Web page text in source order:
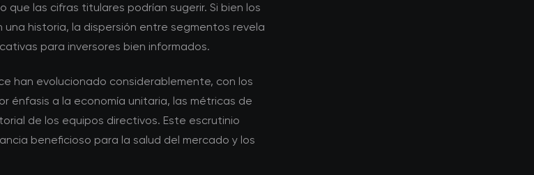
que las cifras titulares podrían sugerir. Si bien los
historia, la dispersión entre segmentos revela
para inversores bien informados.
han evolucionado considerablemente, con los
énfasis a la economía unitaria, las métricas de
de los equipos directivos. Este escrutinio
beneficioso para la salud del mercado y los